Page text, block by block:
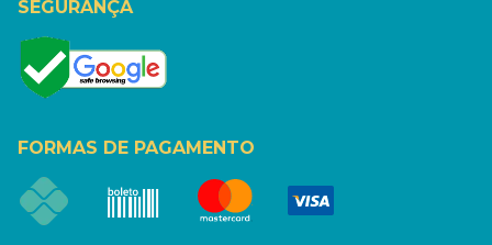
SEGURANÇA
FORMAS DE PAGAMENTO